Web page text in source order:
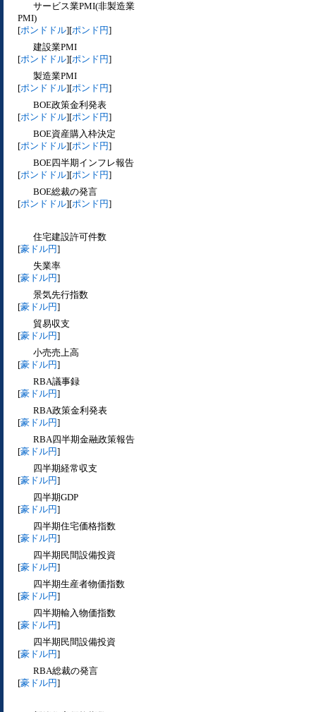
サービス業PMI(非製造業
PMI)
[ポンドドル][ポンド円]
建設業PMI
[ポンドドル][ポンド円]
製造業PMI
[ポンドドル][ポンド円]
BOE政策金利発表
[ポンドドル][ポンド円]
BOE資産購入枠決定
[ポンドドル][ポンド円]
BOE四半期インフレ報告
[ポンドドル][ポンド円]
BOE総裁の発言
[ポンドドル][ポンド円]
住宅建設許可件数
[豪ドル円]
失業率
[豪ドル円]
景気先行指数
[豪ドル円]
貿易収支
[豪ドル円]
小売売上高
[豪ドル円]
RBA議事録
[豪ドル円]
RBA政策金利発表
[豪ドル円]
RBA四半期金融政策報告
[豪ドル円]
四半期経常収支
[豪ドル円]
四半期GDP
[豪ドル円]
四半期住宅価格指数
[豪ドル円]
四半期民間設備投資
[豪ドル円]
四半期生産者物価指数
[豪ドル円]
四半期輸入物価指数
[豪ドル円]
四半期民間設備投資
[豪ドル円]
RBA総裁の発言
[豪ドル円]